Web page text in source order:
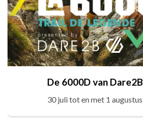
De 6000D van Dare2B
30 juli tot en met 1 augustus